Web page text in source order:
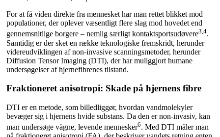
For at få viden direkte fra mennesket har man rettet blikket mod
populationer, der oplever væsentligt flere slag mod hovedet end
gennemsnitlige borgere – nemlig særligt kontaktsportsudøvere3,4.
Samtidig er der sket en række teknologiske fremskridt, herunder
videreudviklingen af non-invasive scanningsmetoder, herunder
Diffusion Tensor Imaging (DTI), der har muliggjort humane
undersøgelser af hjernefibrenes tilstand.
Fraktioneret anisotropi: Skade på hjernens fibre
DTI er en metode, som billedliggør, hvordan vandmolekyler
bevæger sig i hjernens hvide substans. Da den er non-invasiv, kan
man undersøge vågne, levende mennesker6. Med DTI måler man